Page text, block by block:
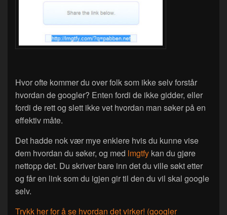
Hvor ofte kommer du over folk som ikke selv forstår
hvordan de googler? Enten fordi de ikke gidder, eller
fordi de rett og slett ikke vet hvordan man søker på en
effektiv måte.
Det hadde nok vær mye enklere hvis du kunne vise
dem hvordan du søker, og med lmgtfy kan du gjøre
nettopp det. Du skriver bare inn det du ville søkt etter
og får en link som du igjen gir til den du vil skal google
selv.
Trykk her for å se hvordan det virker! (googler